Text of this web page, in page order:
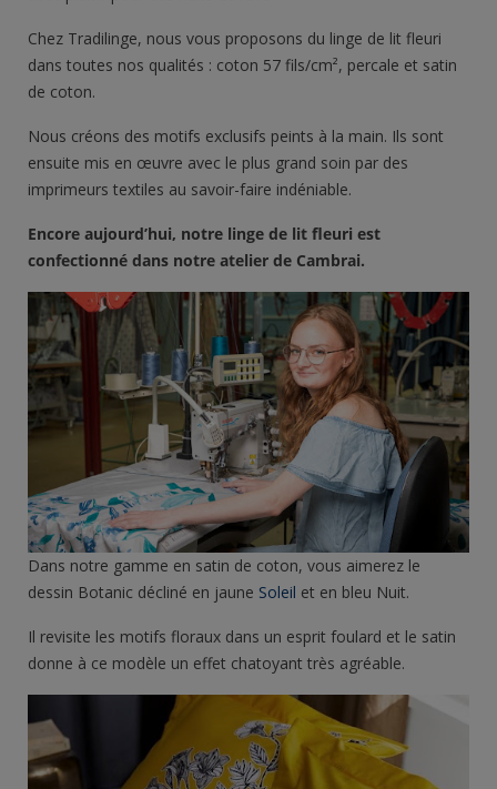
Chez Tradilinge, nous vous proposons du linge de lit fleuri
dans toutes nos qualités : coton 57 fils/cm², percale et satin
de coton.
Nous créons des motifs exclusifs peints à la main. Ils sont
ensuite mis en œuvre avec le plus grand soin par des
imprimeurs textiles au savoir-faire indéniable.
Encore aujourd’hui, notre linge de lit fleuri est
confectionné dans notre atelier de Cambrai.
Dans notre gamme en satin de coton, vous aimerez le
dessin Botanic décliné en jaune Soleil et en bleu Nuit.
Il revisite les motifs floraux dans un esprit foulard et le satin
donne à ce modèle un effet chatoyant très agréable.